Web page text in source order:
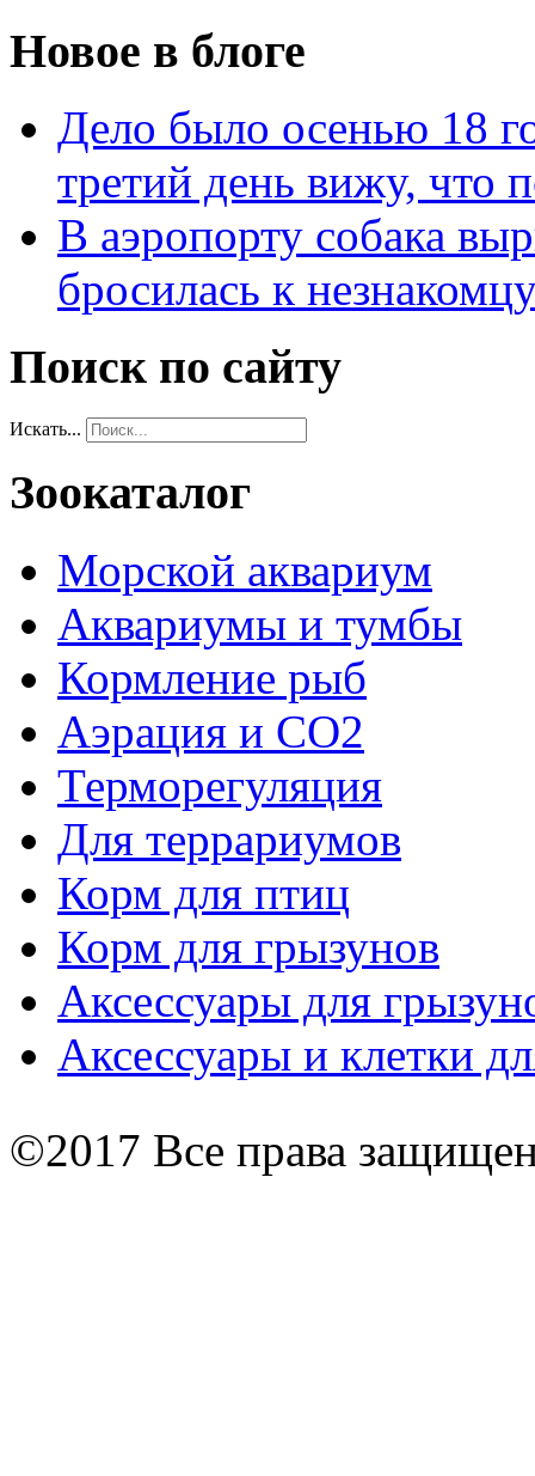
Новое в блоге
Дело было осенью 18
третий день вижу, что
В аэропорту собака
бросилась к
Поиск по сайту
Искать...
Зоокаталог
Морской аквариум
Аквариумы и тумбы
Кормление рыб
Аэрация и СО2
Терморегуляция
Для террариумов
Корм для птиц
Корм для грызунов
Аксессуары для
Аксессуары и клетки
©2017 Все права